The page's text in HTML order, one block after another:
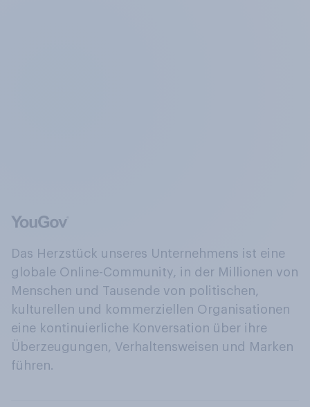
Das Herzstück unseres Unternehmens ist eine
globale Online-Community, in der Millionen von
Menschen und Tausende von politischen,
kulturellen und kommerziellen Organisationen
eine kontinuierliche Konversation über ihre
Überzeugungen, Verhaltensweisen und Marken
führen.